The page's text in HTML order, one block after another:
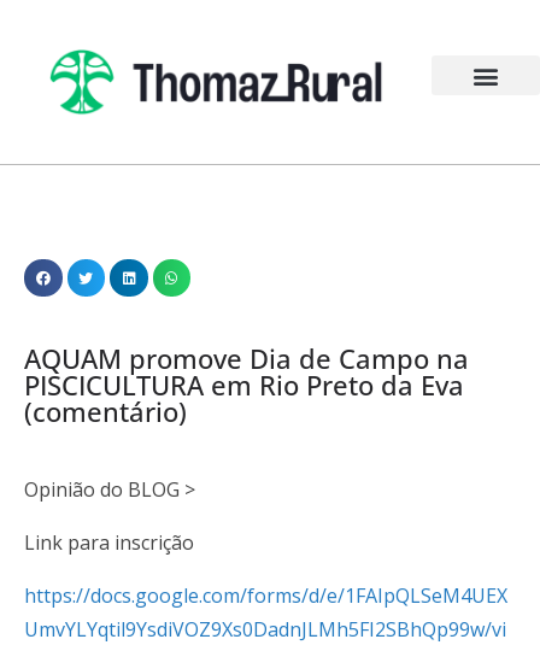
AQUAM promove Dia de Campo na
PISCICULTURA em Rio Preto da Eva
(comentário)
Opinião do BLOG >
Link para inscrição
https://docs.google.com/forms/d/e/1FAIpQLSeM4UEX
UmvYLYqtil9YsdiVOZ9Xs0DadnJLMh5FI2SBhQp99w/vi